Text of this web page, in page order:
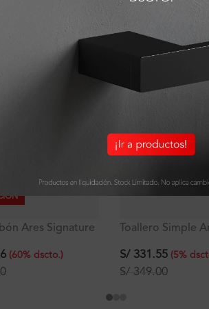
QUE PUEDEN
Ares Signature
(60% dscto.)
Toallero Simple
S/331.55 (5%
S/349.00